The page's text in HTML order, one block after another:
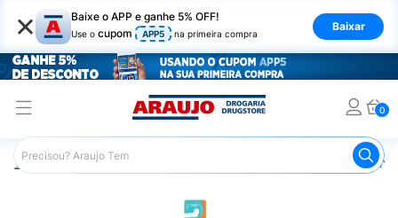
× Baixe o APP e ganhe 5% OFF!
Use o cupom APP5 na primeira compra
Baixar
0
Araujo Infantil Escova de